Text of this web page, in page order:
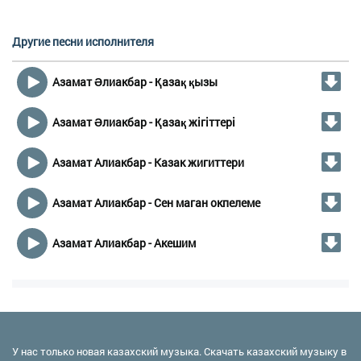
Другие песни исполнителя
Азамат Əлиакбар - Қазақ қызы
Азамат Əлиакбар - Қазақ жігіттері
Азамат Алиакбар - Казак жигиттери
Азамат Алиакбар - Сен маган окпелеме
Азамат Алиакбар - Акешим
У нас только новая казахский музыка. Скачать казахский музыку в